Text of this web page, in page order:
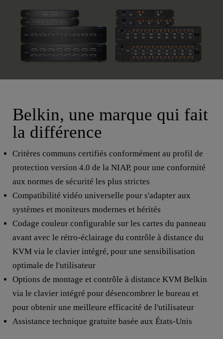
Belkin, une marque qui fait
la différence
Critères communs certifiés conformément au profil de
protection version 4.0 de la NIAP, pour une conformité
aux normes de sécurité les plus strictes
Compatibilité vidéo universelle pour s'adapter aux
systèmes et moniteurs modernes et hérités
Codage couleur configurable sur les cartes du panneau
avant avec le rétro-éclairage du contrôle à distance du
KVM via le clavier intégré, pour une sensibilisation
optimale de l'utilisateur
Options de montage et contrôle à distance KVM Belkin
via le clavier intégré pour désencombrer le bureau et
pour obtenir une meilleure efficacité de l'utilisateur
Assistance technique gratuite basée aux États-Unis